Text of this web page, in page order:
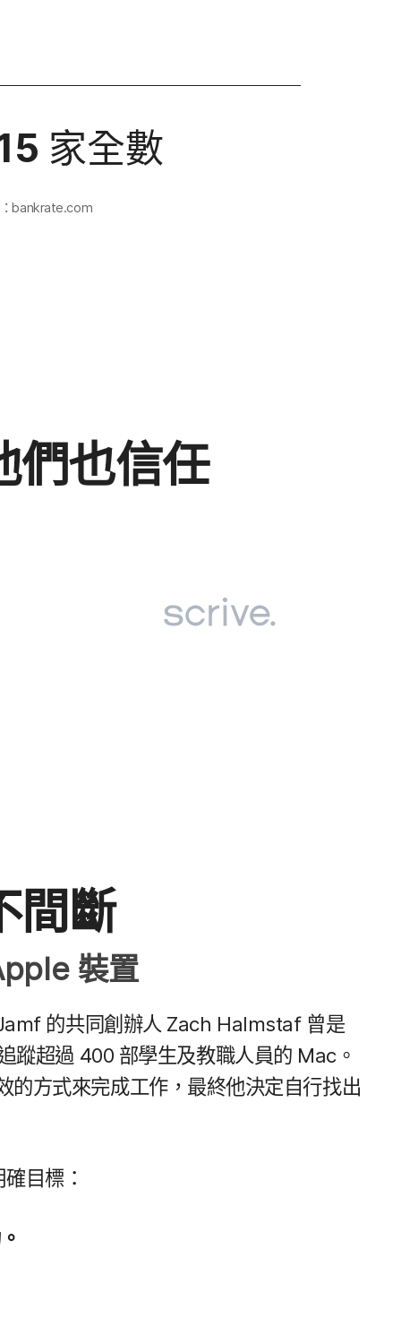
家​全數
bankrate.com
們​也​信任
間​斷
裝置
的​共同​創辦人 Zach Halmstaf 曾​是
蹤​超過 400 部​學生​及​教職​人員​的 Mac。​
的​方式​來​完成​工作，​最終​他​決定​自行​找出​
目標：